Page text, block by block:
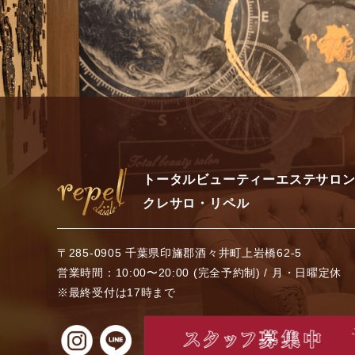
トータルビューティーエステサロン
クレサロ・リペル
〒285-0905 千葉県印旛郡酒々井町上岩橋62-5
営業時間：10:00〜20:00 (完全予約制) / 月・日曜定休
※最終受付は17時まで